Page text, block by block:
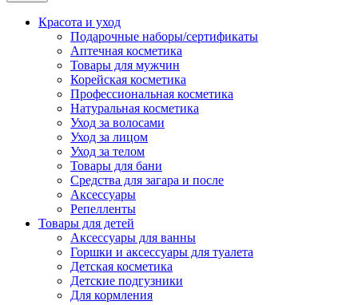
Красота и уход
Подарочные наборы/сертификаты
Аптечная косметика
Товары для мужчин
Корейская косметика
Профессиональная косметика
Натуральная косметика
Уход за волосами
Уход за лицом
Уход за телом
Товары для бани
Средства для загара и после
Аксессуары
Репелленты
Товары для детей
Аксессуары для ванны
Горшки и аксессуары для туалета
Детская косметика
Детские подгузники
Для кормления